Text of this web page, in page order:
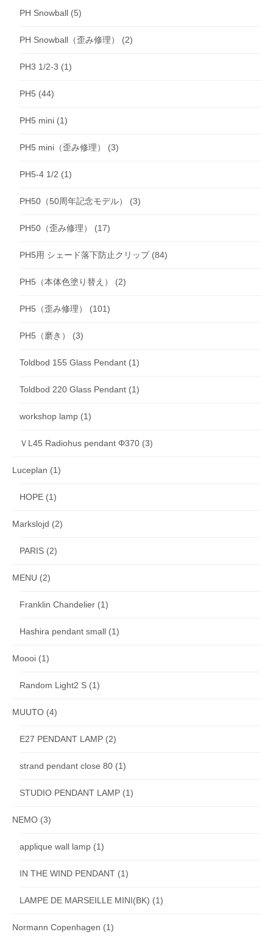
PH Snowball (5)
PH Snowball（歪み修理） (2)
PH3 1/2-3 (1)
PH5 (44)
PH5 mini (1)
PH5 mini（歪み修理） (3)
PH5-4 1/2 (1)
PH50（50周年記念モデル） (3)
PH50（歪み修理） (17)
PH5用 シェード落下防止クリップ(84)
PH5（本体色塗り替え） (2)
PH5（歪み修理） (101)
PH5（磨き） (3)
Toldbod 155 Glass Pendant (1)
Toldbod 220 Glass Pendant (1)
workshop lamp (1)
ＶL45 Radiohus pendant Φ370 (3)
Luceplan (1)
HOPE (1)
Markslojd (2)
PARIS (2)
MENU (2)
Franklin Chandelier (1)
Hashira pendant small (1)
Moooi (1)
Random Light2 S (1)
MUUTO (4)
E27 PENDANT LAMP (2)
strand pendant close 80 (1)
STUDIO PENDANT LAMP (1)
NEMO (3)
applique wall lamp (1)
IN THE WIND PENDANT (1)
LAMPE DE MARSEILLE MINI(BK) (1)
Normann Copenhagen (1)